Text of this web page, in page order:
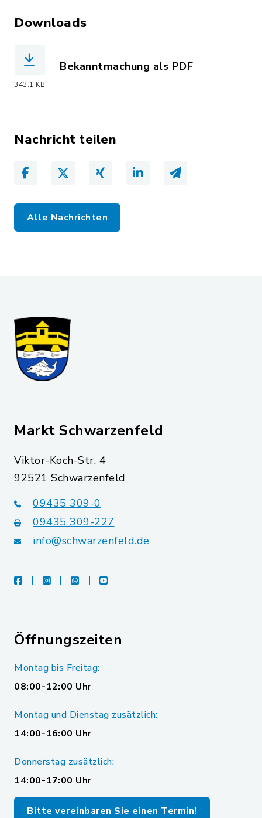
Downloads
343,1 KB
Bekanntmachung als PDF
Nachricht teilen
Alle Nachrichten
Markt Schwarzenfeld
Viktor-Koch-Str. 4
92521 Schwarzenfeld
09435 309-0
09435 309-227
info@schwarzenfeld.de
facebookinstagramwhatsappyoutube
Öffnungszeiten
Montag bis Freitag:
08:00-12:00 Uhr
Montag und Dienstag zusätzlich:
14:00-16:00 Uhr
Donnerstag zusätzlich:
14:00-17:00 Uhr
Bitte vereinbaren Sie einen Termin!